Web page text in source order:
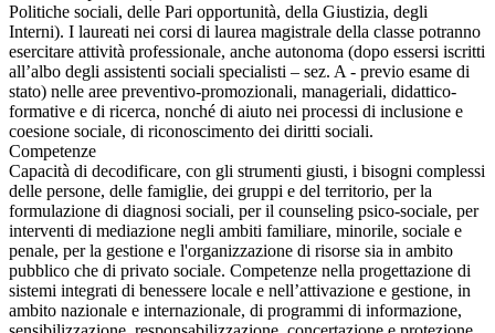
Politiche sociali, delle Pari opportunità, della Giustizia, degli
Interni). I laureati nei corsi di laurea magistrale della classe potranno
esercitare attività professionale, anche autonoma (dopo essersi iscritti
all’albo degli assistenti sociali specialisti – sez. A - previo esame di
stato) nelle aree preventivo-promozionali, manageriali, didattico-
formative e di ricerca, nonché di aiuto nei processi di inclusione e
coesione sociale, di riconoscimento dei diritti sociali.
Competenze
Capacità di decodificare, con gli strumenti giusti, i bisogni complessi
delle persone, delle famiglie, dei gruppi e del territorio, per la
formulazione di diagnosi sociali, per il counseling psico-sociale, per
interventi di mediazione negli ambiti familiare, minorile, sociale e
penale, per la gestione e l'organizzazione di risorse sia in ambito
pubblico che di privato sociale. Competenze nella progettazione di
sistemi integrati di benessere locale e nell’attivazione e gestione, in
ambito nazionale e internazionale, di programmi di informazione,